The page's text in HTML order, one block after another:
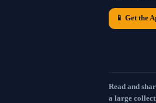
📱 Get the
Read and
a large